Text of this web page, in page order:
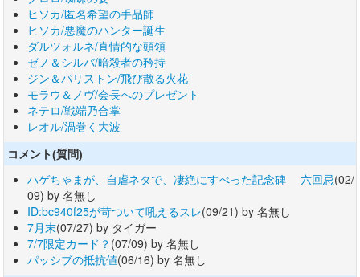
ヒソカ/匿名希望の手品師
ヒソカ/悪魔のハンター誕生
ダルツォルネ/直情的な頭領
ゼノ＆シルバ/暗殺者の矜持
ジン＆パリストン/飛び散る火花
モラウ＆ノヴ/会長へのプレゼント
ネテロ/戦端乃合掌
レオル/渦巻く大波
コメント(質問)
ハゲちゃまが、自虐ネタで、凄絶にすべった記念碑 六回忌(02/
09) by 名無し
ID:bc940f25が苛ついて吼えるスレ(09/21) by 名無し
7月末(07/27) by タイガー
7/7限定カード？ (07/09) by 名無し
パッシブの抵抗値(06/16) by 名無し